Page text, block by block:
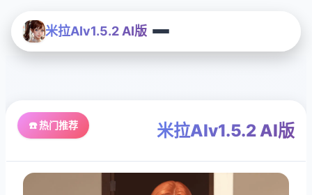
米拉AIv1.5.2 AI版
☎️ 热门推荐 米拉AIv1.5.2 AI版